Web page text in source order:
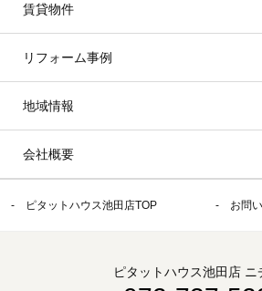
賃貸物件
リフォーム事例
地域情報
会社概要
ピタットハウス池田店TOP お問
ピタットハウス池田店 ニ